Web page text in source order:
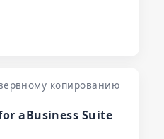
копированию
aBusiness Suite